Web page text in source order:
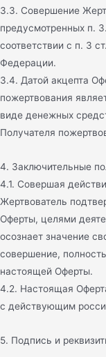
3.3. Совершение
предусмотренных п.
соответствии с п. 3
Федерации.
3.4. Датой акцепта
пожертвования
виде денежных
Получателя
4. Заключительные
4.1. Совершая
Жертвователь
Оферты, целями
осознает значение
совершение,
настоящей Оферты.
4.2. Настоящая
с действующим
5. Подпись и